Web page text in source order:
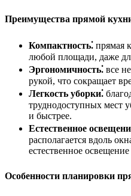
Преимущества прямой
Компактность⁚ прямая
любой площади, даже
Эргономичность⁚ все
рукой, что сокращает
Легкость уборки⁚
труднодоступных мест
и быстрее.
Естественное
располагается вдоль
естественное
Особенности планировки